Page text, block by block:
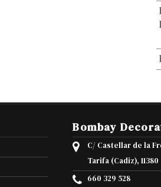
Bombay
C/ Castellar de la
Tarifa (Cadiz), 11380
660 329 528